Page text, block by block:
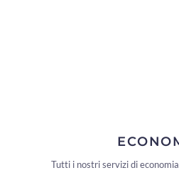
Tutti i nostri servizi di